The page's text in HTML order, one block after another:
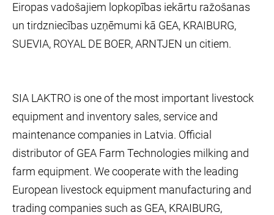
Eiropas vadošajiem lopkopības iekārtu ražošanas
un tirdzniecības uzņēmumi kā GEA, KRAIBURG,
SUEVIA, ROYAL DE BOER, ARNTJEN un citiem.
SIA LAKTRO is one of the most important livestock
equipment and inventory sales, service and
maintenance companies in Latvia. Official
distributor of GEA Farm Technologies milking and
farm equipment. We cooperate with the leading
European livestock equipment manufacturing and
trading companies such as GEA, KRAIBURG,